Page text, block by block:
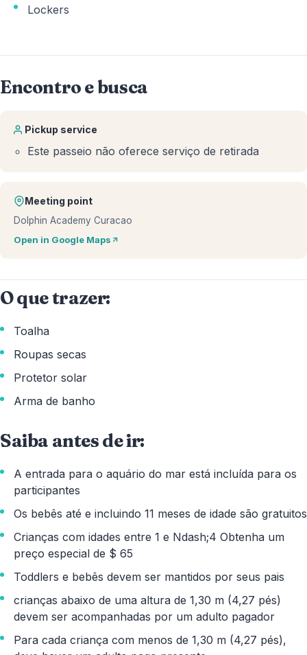
Lockers
Encontro e busca
Pickup service
Este passeio não oferece serviço de retirada
Meeting point
Dolphin Academy Curacao
Open in Google Maps
O que trazer:
Toalha
Roupas secas
Protetor solar
Arma de banho
Saiba antes de ir:
A entrada para o aquário do mar está incluída para os
participantes
Os bebês até e incluindo 11 meses de idade são gratuitos
Crianças com idades entre 1 e Ndash;4 Obtenha um
preço especial de $ 65
Toddlers e bebês devem ser mantidos por seus pais
crianças abaixo de uma altura de 1,30 m (4,27 pés)
devem ser acompanhadas por um adulto pagador
Para cada criança com menos de 1,30 m (4,27 pés),